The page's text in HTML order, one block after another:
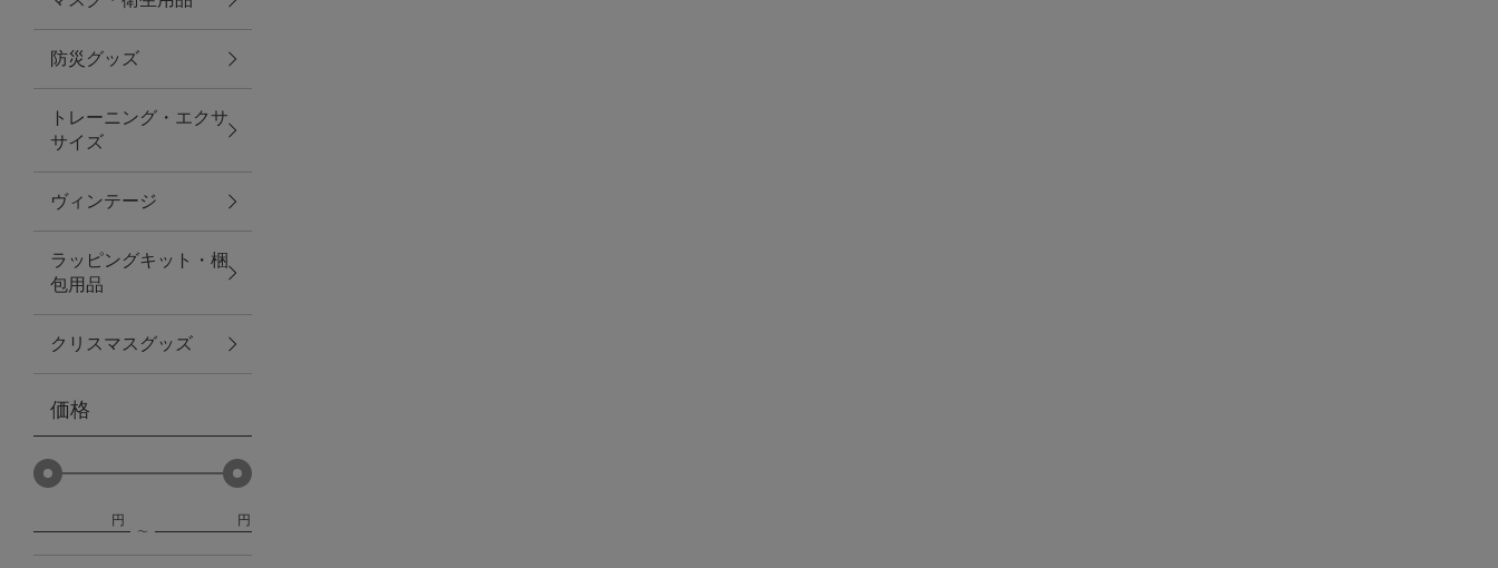
スマホケース・アクセサリー
ポーチ
ステーショナリー
その他
紅茶・フード
防災グッズ・非常食
防災グッズ
トレーニング・エクサ
サイズ
ヴィンテージ
ラッピングキット・梱
包用品
クリスマスグッズ
価格
円 円